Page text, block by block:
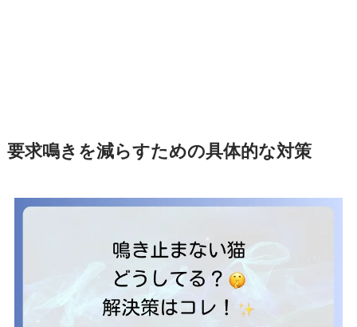
要求鳴きを減らすための具体的な対策